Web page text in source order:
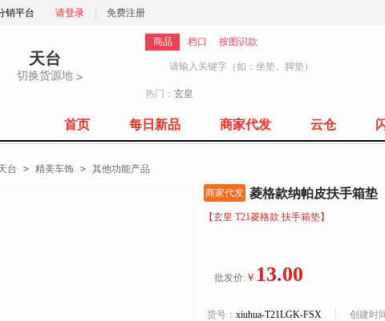
销平台 请登录 免费注册
天台
切换货源地 >
商品 档口 按图识款
热门： 玄皇
首页 每日新品 商家代发 云仓
台 > 精美车饰 > 其他功能产品
商家代发 菱格款纳帕皮扶手箱垫
【玄皇 T21菱格款 扶手箱垫】
批发价:￥ 13.00
货号： xiuhua-T21LGK-FSX
创建时